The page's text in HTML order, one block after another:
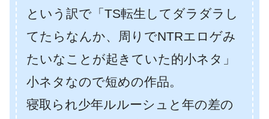
という訳で「TS転生してダラダラし
てたらなんか、周りでNTRエロゲみ
たいなことが起きていた的小ネタ」
小ネタなので短めの作品。
寝取られ少年ルルーシュと年の差の